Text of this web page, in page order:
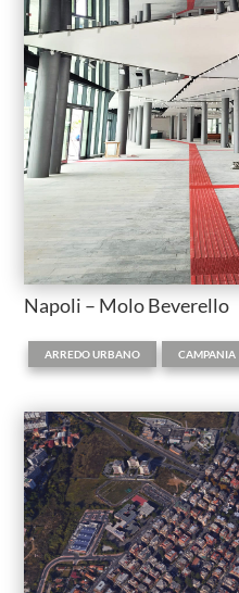
Napoli – Molo Beverello
ARREDO URBANO
,
CAMPANIA